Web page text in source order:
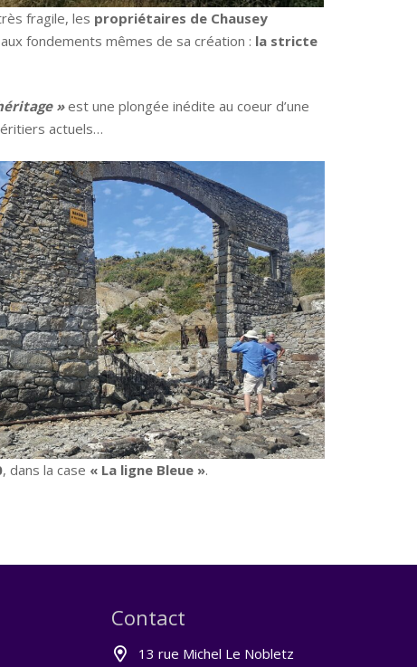
fragile, les propriétaires de Chausey
fondements mêmes de sa création : la stricte
»est une plongée inédite au coeur d’une
actuels…
, dans la case « La ligne Bleue ».
Contact
13 rue Michel Le Nobletz